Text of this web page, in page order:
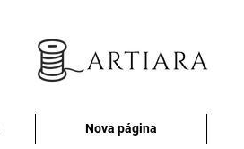
Nova página